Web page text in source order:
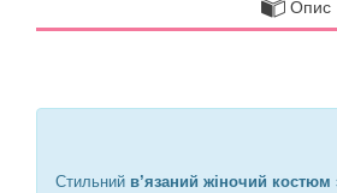
Опис
Стильний в’язаний жіночий костюм